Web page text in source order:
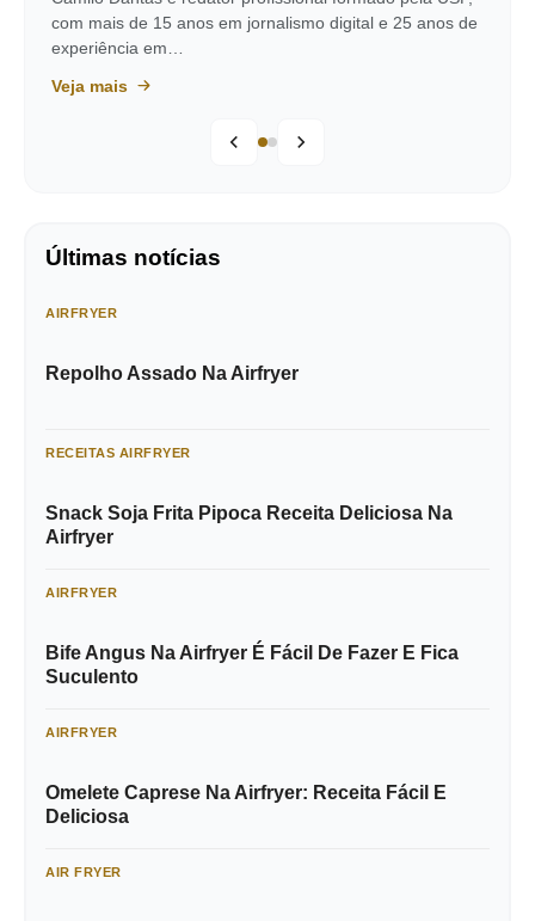
com mais de 15 anos em jornalismo digital e 25 anos de
experiência em…
Veja mais
Últimas notícias
AIRFRYER
Repolho Assado Na Airfryer
RECEITAS AIRFRYER
Snack Soja Frita Pipoca Receita Deliciosa Na
Airfryer
AIRFRYER
Bife Angus Na Airfryer É Fácil De Fazer E Fica
Suculento
AIRFRYER
Omelete Caprese Na Airfryer: Receita Fácil E
Deliciosa
AIR FRYER